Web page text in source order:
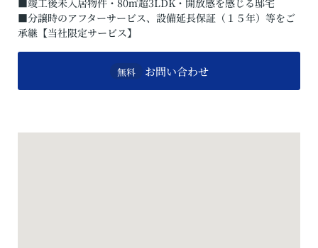
■竣工後未入居物件・80㎡超3LDK・開放感を感じる邸宅
■分譲時のアフターサービス、設備延長保証（１５年）等をご
承継【当社限定サービス】
無料 お問い合わせ